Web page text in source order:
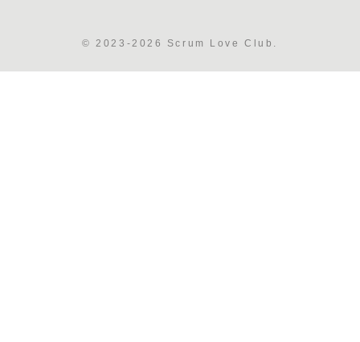
© 2023-2026 Scrum Love Club.